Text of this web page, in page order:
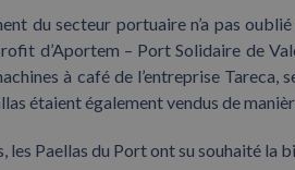
du secteur portuaire n’a pas
d’Aportem – Port Solidaire de
à café de l’entreprise
étaient également vendus de
les Paellas du Port ont su souhaité la